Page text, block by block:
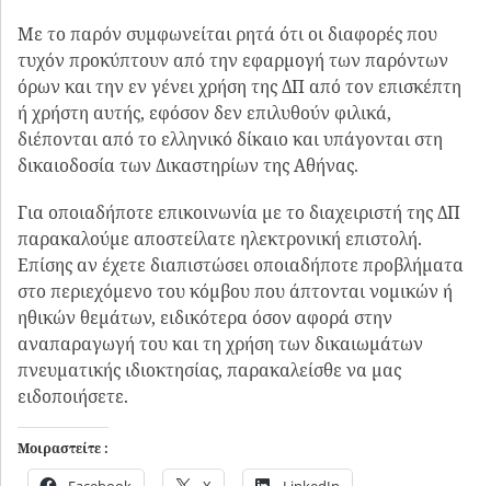
Με το παρόν συμφωνείται ρητά ότι οι διαφορές που
τυχόν προκύπτουν από την εφαρμογή των παρόντων
όρων και την εν γένει χρήση της ΔΠ από τον επισκέπτη
ή χρήστη αυτής, εφόσον δεν επιλυθούν φιλικά,
διέπονται από το ελληνικό δίκαιο και υπάγονται στη
δικαιοδοσία των Δικαστηρίων της Αθήνας.
Για οποιαδήποτε επικοινωνία με το διαχειριστή της ΔΠ
παρακαλούμε αποστείλατε ηλεκτρονική επιστολή.
Επίσης αν έχετε διαπιστώσει οποιαδήποτε προβλήματα
στο περιεχόμενο του κόμβου που άπτονται νομικών ή
ηθικών θεμάτων, ειδικότερα όσον αφορά στην
αναπαραγωγή του και τη χρήση των δικαιωμάτων
πνευματικής ιδιοκτησίας, παρακαλείσθε να μας
ειδοποιήσετε.
Μοιραστείτε :